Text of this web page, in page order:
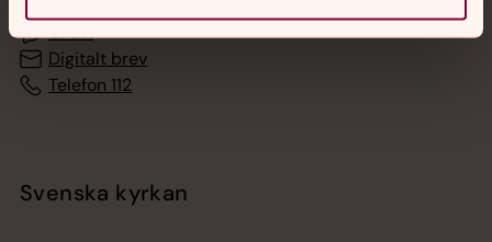
Chatt
Digitalt brev
Telefon 112
Svenska kyrkan